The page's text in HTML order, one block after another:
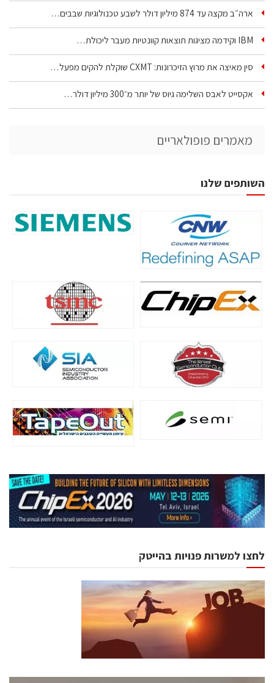
ארה״ב מקצה עד 874 מיליון דולר לשבע טכנולוגיות שבבים…
IBM וקידמה מציגות תוצאות קוונטיות מעבר ליכולת…
סין מאיצה את מרוץ הזיכרונות: CXMT שוקלת להקים מפעל…
אקסייט לאבס השלימה גיוס של יותר מ־300 מיליון דולר…
מאמרים פופולאריים
השותפים שלנו
לחצו למשרות פנויות בהייטק